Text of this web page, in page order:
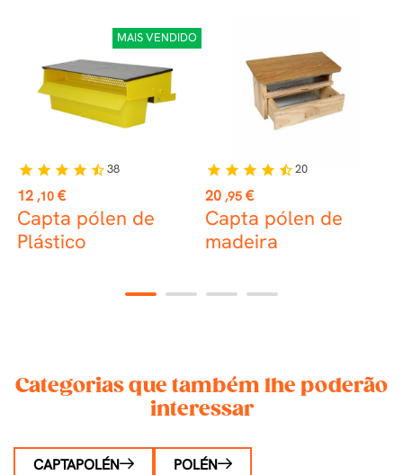
MAIS VENDIDO
Preço
12 ,10 €
Capta pólen de
Plástico
star star star star star_half38
Preço
20 ,95 €
Capta pólen de
madeira
star star star star star_half20
1 2 3 4
Categorias que também lhe poderão
interessar
CAPTAPOLÉN POLÉN